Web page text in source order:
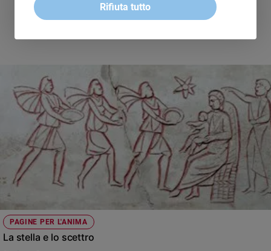
Riflessioni
Video
Podcast
Privacy
Policy
Chi
siamo
PAGINE PER L'ANIMA
La stella e lo scettro
Rifiuta tutto